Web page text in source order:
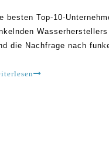
besten Top-10-
die Nachfrage nach
liefern eine